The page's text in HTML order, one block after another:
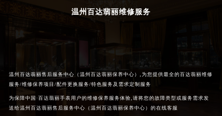
温州百达翡丽维修服务
温州百达翡丽售后服务中心（温州百达翡丽保养中心）,为您提供最全的百达翡丽维修
服务/维修保养项目/配件更换服务/特色服务及需求定制服务
为保障中国·百达翡丽手表用户的维修保养服务体验,请将您的故障类型或服务需求发
送给温州百达翡丽售后服务中心（温州百达翡丽保养中心）的在线客服